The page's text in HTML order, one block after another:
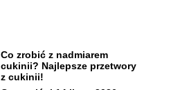
Co zrobić z nadmiarem
cukinii? Najlepsze przetwory
z cukinii!